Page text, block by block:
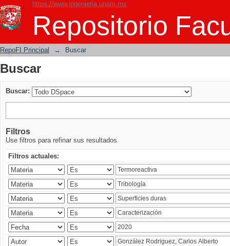
https://www.ingenieria.unam.mx
Repositorio
Buscar
RepoFI Principal → Buscar
Buscar
Buscar:
Filtros
Use filtros para refinar sus resultados.
Filtros actuales: